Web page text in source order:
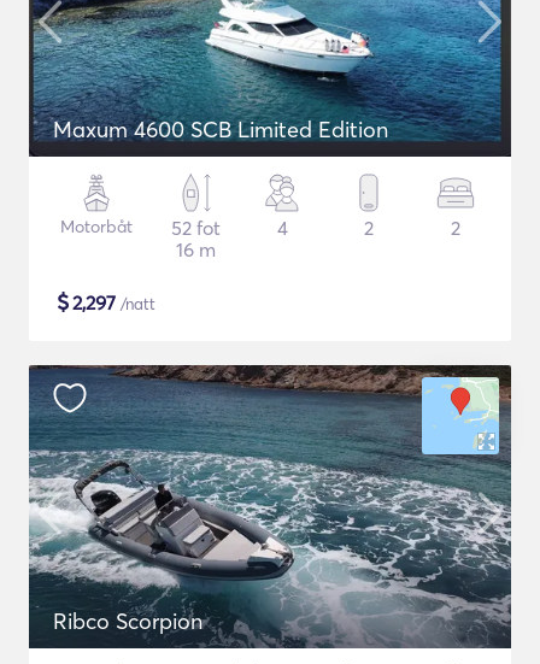
Maxum 4600 SCB Limited Edition
Motorbåt
52 fot
16 m
4 2 2
$2,297 /natt
Ribco Scorpion